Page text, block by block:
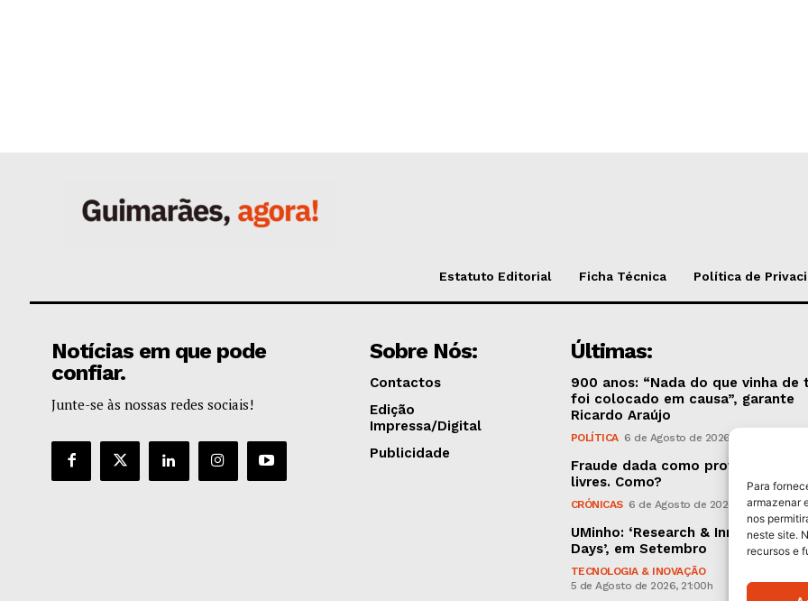
Para
armazenar
nos
neste site.
recursos e
Estatuto Editorial Ficha Técnica Política de
Notícias em que pode
confiar.
Junte-se às nossas redes sociais!
Sobre Nós:
Contactos
Edição
Impressa/Digital
Publicidade
Últimas:
900 anos: “Nada do que vinha de
foi colocado em causa”, garante
Ricardo Araújo
POLÍTICA 6 de Agosto de 2026, 13:03h
Fraude dada como provada,
livres. Como?
CRÓNICAS 6 de Agosto de 2026, 09:58h
UMinho: ‘Research & Innovation
Days’, em Setembro
TECNOLOGIA & INOVAÇÃO
5 de Agosto de 2026, 21:00h